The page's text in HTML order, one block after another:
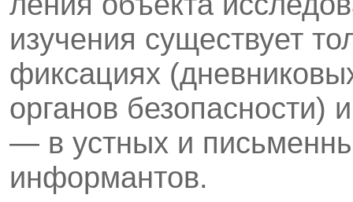
изучения существует
фиксациях
органов безопасности)
— в устных и
информантов.